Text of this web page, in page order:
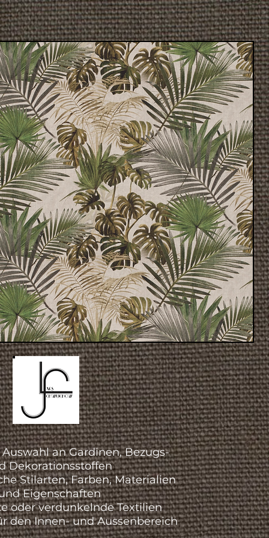
an Gardinen, Bezugs-
Dekorationsstoffen
Stilarten, Farben, Materialien
Eigenschaften
oder verdunkelnde Textilien
den Innen- und Aussenbereich